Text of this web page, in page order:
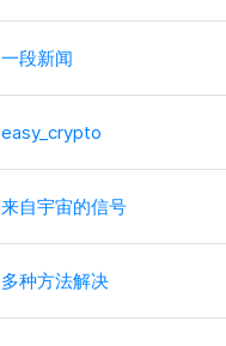
一段新闻
easy_crypto
来自宇宙的信号
多种方法解决